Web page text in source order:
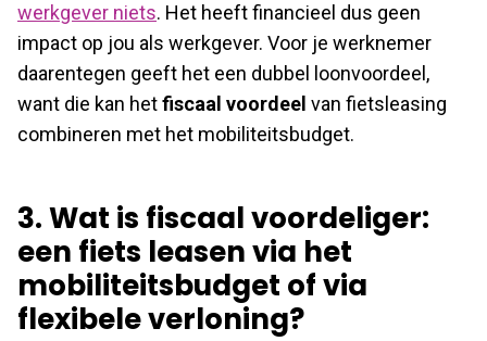
werkgever niets. Het heeft financieel dus geen
impact op jou als werkgever. Voor je werknemer
daarentegen geeft het een dubbel loonvoordeel,
want die kan hetfiscaal voordeel van fietsleasing
combineren met het mobiliteitsbudget.
3. Wat is fiscaal voordeliger:
een fiets leasen via het
mobiliteitsbudget of via
flexibele verloning?